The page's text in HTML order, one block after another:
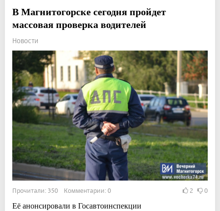
В Магнитогорске сегодня пройдет
массовая проверка водителей
Новости
Прочитали: 350 Комментарии: 0 2 0
Её анонсировали в Госавтоинспекции